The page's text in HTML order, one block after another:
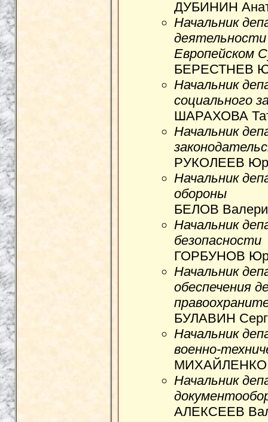
ДУБИНИН
Начальник
Европейском
БЕРЕСТНЕВ
Начальник
социального
ШАРАХОВА
Начальник
РУКОЛЕЕВ
Начальник
обороны
БЕЛОВ
Начальник
безопасности
ГОРБУНОВ
Начальник
обеспечения
БУЛАВИН
Начальник
военно-
МИХАЙЛЕНКО
Начальник
АЛЕКСЕЕВ